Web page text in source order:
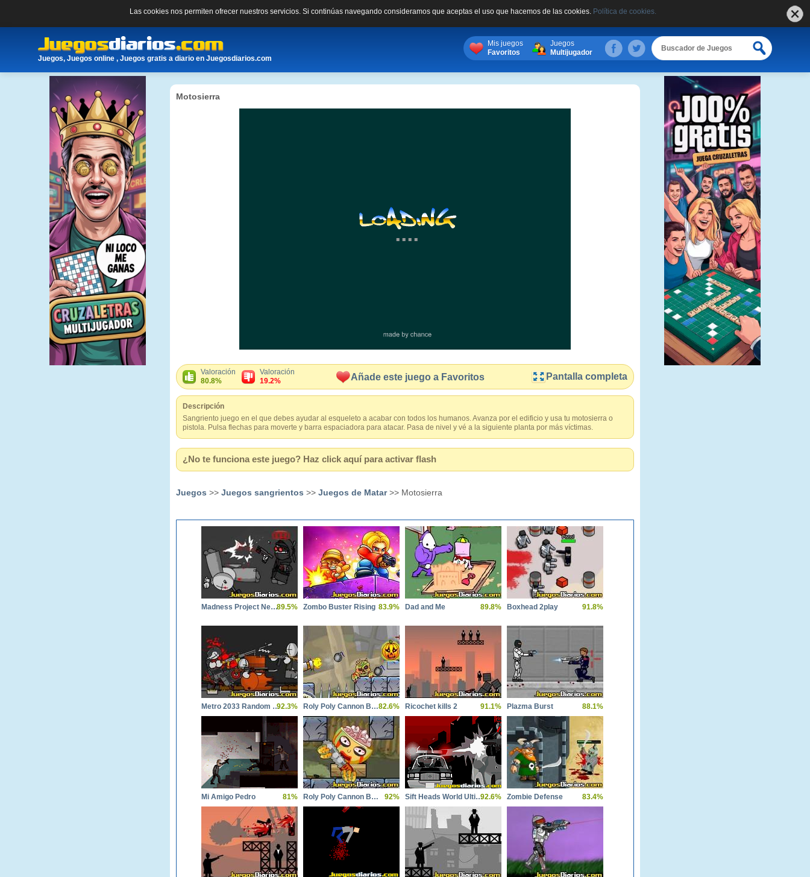
Las cookies nos permiten ofrecer nuestros servicios. Si continúas navegando consideramos que aceptas el uso que hacemos de las cookies. Política de cookies.
Juegos, Juegos online , Juegos gratis a diario en Juegosdiarios.com
Mis juegos
Favoritos
Juegos
Multijugador
Motosierra
Valoración
80.8%
Valoración
19.2%
Añade este juego a Favoritos Pantalla completa
Descripción
Sangriento juego en el que debes ayudar al esqueleto a acabar con todos los humanos. Avanza por el edificio y usa tu motosierra o
pistola. Pulsa flechas para moverte y barra espaciadora para atacar. Pasa de nivel y vé a la siguiente planta por más víctimas.
¿No te funciona este juego? Haz click aquí para activar flash
Juegos >> Juegos sangrientos >> Juegos de Matar>> Motosierra
Madness Project Nexus89.5% Zombo Buster Rising 83.9% Dad and Me 89.8% Boxhead 2play 91.8%
Metro 2033 Random Battles92.3% Roly Poly Cannon BMP 282.6% Ricochet kills 2 91.1% Plazma Burst 88.1%
Mi Amigo Pedro 81% Roly Poly Cannon BMP 92% Sift Heads World Ultimatum92.6% Zombie Defense 83.4%